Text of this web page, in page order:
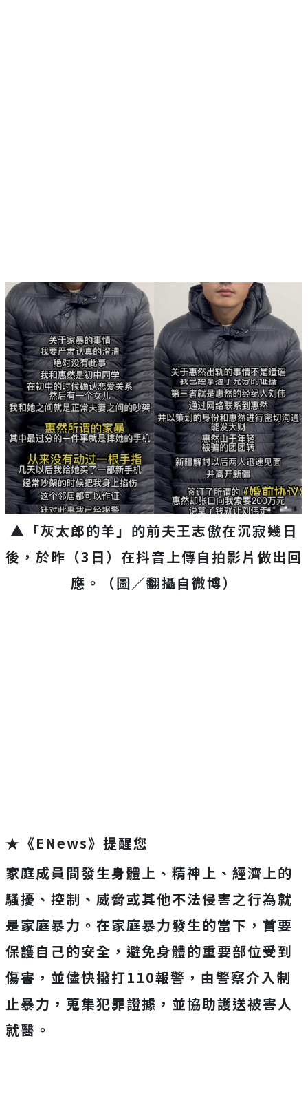
▲「灰太郎的羊」的前夫王志傲在沉寂幾日
後，於昨（3日）在抖音上傳自拍影片做出回
應。（圖／翻攝自微博）
★《ENews》提醒您
家庭成員間發生身體上、精神上、經濟上的
騷擾、控制、威脅或其他不法侵害之行為就
是家庭暴力。在家庭暴力發生的當下，首要
保護自己的安全，避免身體的重要部位受到
傷害，並儘快撥打110報警，由警察介入制
止暴力，蒐集犯罪證據，並協助護送被害人
就醫。